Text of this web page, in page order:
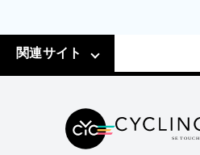
関連サイト